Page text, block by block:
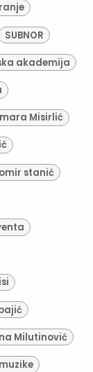
SUBNOR
akademija
Misirlić
stanić
Milutinović